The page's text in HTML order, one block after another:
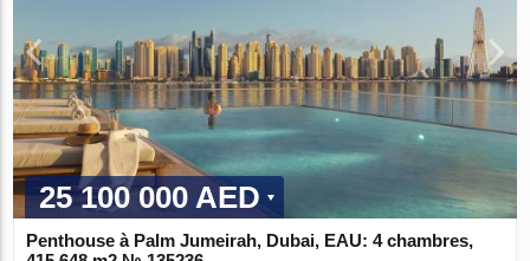
25 100 000 AED
Penthouse à Palm Jumeirah, Dubai, EAU: 4 chambres,